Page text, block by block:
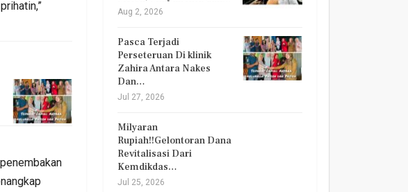
Aug 2, 2026
Pasca Terjadi
Perseteruan Di klinik
Zahira Antara Nakes
Dan…
Jul 27, 2026
Milyaran
Rupiah!!Gelontoran Dana
Revitalisasi Dari
Kemdikdas…
Jul 25, 2026